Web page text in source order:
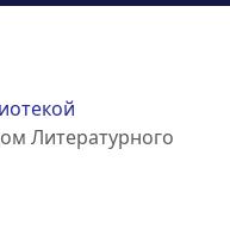
Литературного